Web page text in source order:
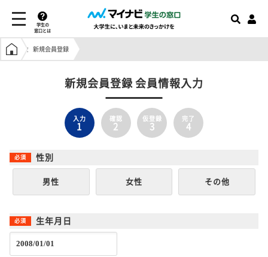
学生の
窓口とは
学生の窓口トップ
新規会員登録
新規会員登録 会員情報入力
入力
1
確認
2
仮登録
3
完了
4
性別
男性 女性 その他
生年月日